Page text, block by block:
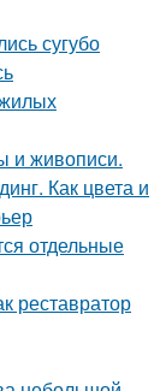
сугубо
и живописи.
Как цвета и
отдельные
реставратор